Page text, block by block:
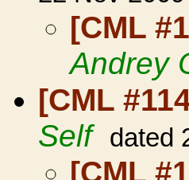
[CML
Andrey
[CML
Self dated
[CML